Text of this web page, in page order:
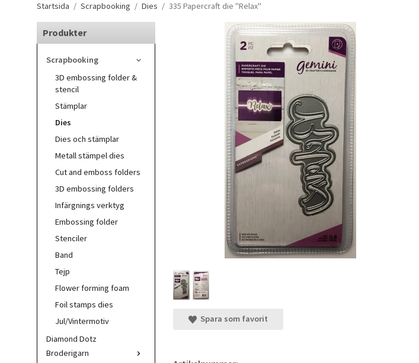
Startsida / Scrapbooking / Dies / 335 Papercraft die "Relax"
Produkter
Scrapbooking
3D embossing folder &
stencil
Stämplar
Dies
Dies och stämplar
Metall stämpel dies
Cut and emboss folders
3D embossing folders
Infärgnings verktyg
Embossing folder
Stenciler
Band
Tejp
Flower forming foam
Foil stamps dies
Jul/Vintermotiv
Diamond Dotz
Broderigarn
Spara som favorit